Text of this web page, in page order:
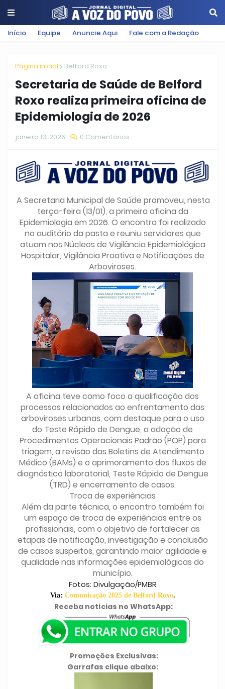
Início Equipe Anuncie Aqui Fale com a Redação
Página inicial Belford Roxo
Secretaria de Saúde de Belford
Roxo realiza primeira oficina de
Epidemiologia de 2026
janeiro 13, 2026 0 Comentários
A Secretaria Municipal de Saúde promoveu, nesta
terça-feira (13/01), a primeira oficina da
Epidemiologia em 2026. O encontro foi realizado
no auditório da pasta e reuniu servidores que
atuam nos Núcleos de Vigilância Epidemiológica
Hospitalar, Vigilância Proativa e Notificações de
Arboviroses.
A oficina teve como foco a qualificação dos
processos relacionados ao enfrentamento das
arboviroses urbanas, com destaque para o uso
do Teste Rápido de Dengue, a adoção de
Procedimentos Operacionais Padrão (POP) para
triagem, a revisão das Boletins de Atendimento
Médico (BAMs) e o aprimoramento dos fluxos de
diagnóstico laboratorial, Teste Rápido de Dengue
(TRD) e encerramento de casos.
Troca de experiências
Além da parte técnica, o encontro também foi
um espaço de troca de experiências entre os
profissionais, com o objetivo de fortalecer as
etapas de notificação, investigação e conclusão
de casos suspeitos, garantindo maior agilidade e
qualidade nas informações epidemiológicas do
município.
Fotos: Divulgação/PMBR
Via: Comunicação 2025 de Belford Roxo.
Receba notícias no WhatsApp:
Promoções Exclusivas:
Garrafas clique abaixo: